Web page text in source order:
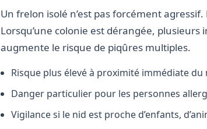
Un frelon isolé n’est pas forcément
Lorsqu’une colonie est dérangée,
augmente le risque de piqûres multiples.
Risque plus élevé à proximité immédiate du
Danger particulier pour les personnes
Vigilance si le nid est proche d’enfants,